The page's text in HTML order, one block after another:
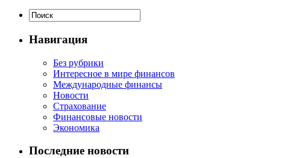
Навигация
Без рубрики
Интересное в мире финансов
Международные финансы
Новости
Страхование
Финансовые новости
Экономика
Последние новости